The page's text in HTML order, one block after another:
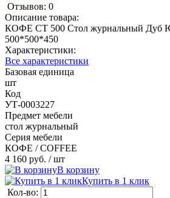
Отзывов: 0
Описание товара:
КОФЕ СТ 500 Стол журнальный Дуб
500*500*450
Характеристики:
Все характеристики
Базовая единица
шт
Код
УТ-0003227
Предмет мебели
стол журнальный
Серия мебели
КОФЕ / COFFEE
4 160 руб. / шт
В корзину
Купить в 1 клик
Кол-во: